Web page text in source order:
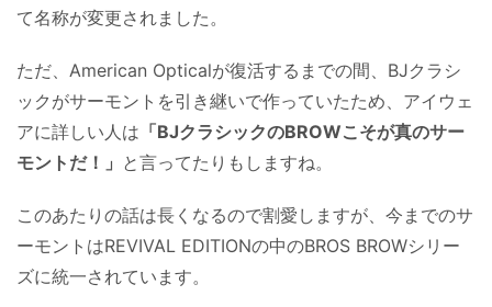
て名称が変更されました。
ただ、American Opticalが復活するまでの間、BJクラシ
ックがサーモントを引き継いで作っていたため、アイウェ
アに詳しい人は 「BJクラシックのBROWこそが真のサー
モントだ！」 と言ってたりもしますね。
このあたりの話は長くなるので割愛しますが、今までのサ
ーモントはREVIVAL EDITIONの中のBROS BROWシリー
ズに統一されています。